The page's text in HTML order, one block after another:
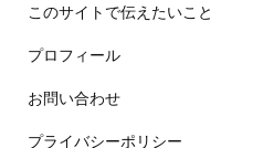
このサイトで伝えたいこと
プロフィール
お問い合わせ
プライバシーポリシー